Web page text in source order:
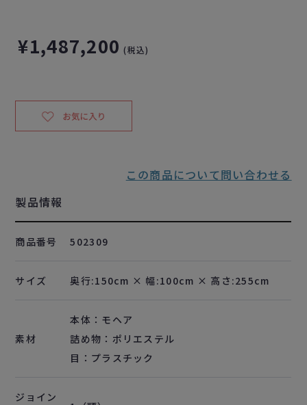
¥1,487,200 (税込)
この商品について問い合わせる
製品情報
商品番号 502309
サイズ 奥行:150cm × 幅:100cm × 高さ:255cm
素材
本体：モヘア
詰め物：ポリエステル
目：プラスチック
ジョイン